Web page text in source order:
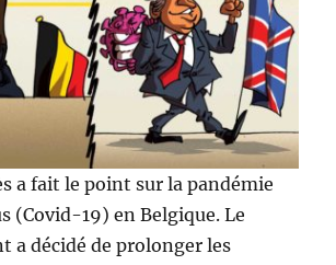
a fait le point sur la pandémie
(Covid-19) en Belgique. Le
a décidé de prolonger les